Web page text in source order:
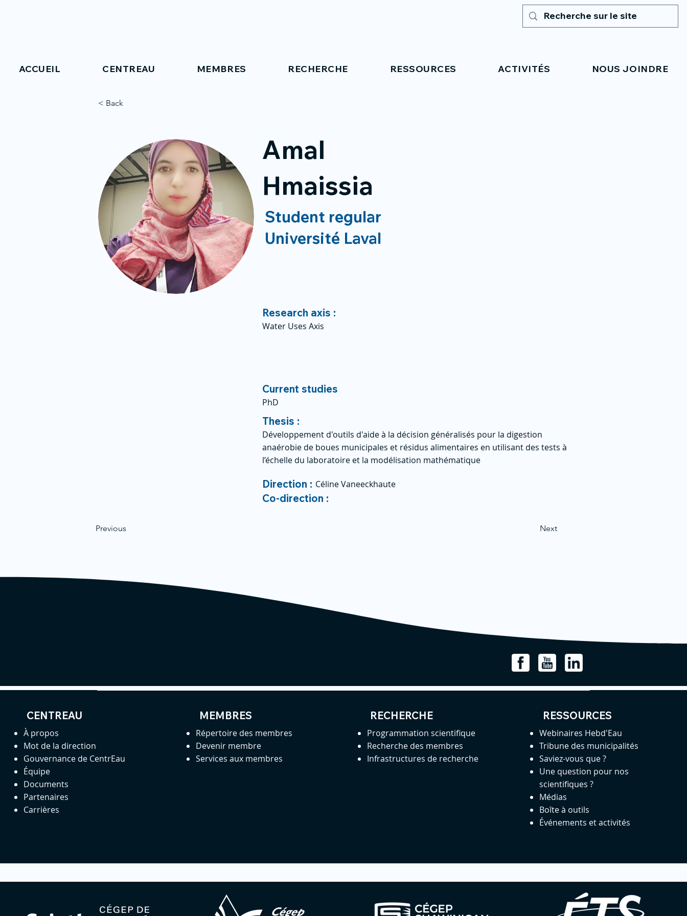
ACCUEIL CENTREAU MEMBRES RECHERCHE RESSOURCES ACTIVITÉS NOUS JOINDRE
< Back
Amal
Hmaissia
Student regular
Université Laval
Research axis :
Water Uses Axis
Current studies
PhD
Thesis :
Développement d'outils d'aide à la décision généralisés pour la digestion
anaérobie de boues municipales et résidus alimentaires en utilisant des tests à
l’échelle du laboratoire et la modélisation mathématique
Previous
Direction : Céline Vaneeckhaute
Co-direction :
Next
CENTREAU
À propos
Mot de la direction
Gouvernance de CentrEau
Équipe
Documents
Partenaires
Carrières
MEMBRES
Répertoire des membres
Devenir membre
Services aux membres
RECHERCHE
Programmation scientifique
Recherche des membres
Infrastructures de recherche
RESSOURCES
Webinaires Hebd'Eau
Tribune des municipalités
Saviez-vous que ?
Une question pour nos
scientifiques ?
Médias
Boîte à outils
Événements et activités